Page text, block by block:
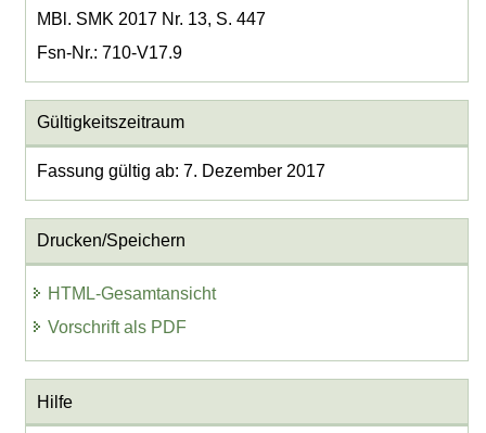
MBl. SMK 2017 Nr. 13, S. 447
Fsn-Nr.: 710-V17.9
Gültigkeitszeitraum
Fassung gültig ab: 7. Dezember 2017
Drucken/Speichern
HTML-Gesamtansicht
Vorschrift als PDF
Hilfe